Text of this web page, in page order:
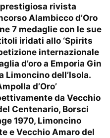
rivista
Alambicco d’Oro
7 medaglie con le sue
iridati allo ‘Spirits
internazionale
d’oro a Emporia Gin
Limoncino dell’Isola.
d’Oro’
da Vecchio
Centenario, Borsci
1970, Limoncino
e Vecchio Amaro del